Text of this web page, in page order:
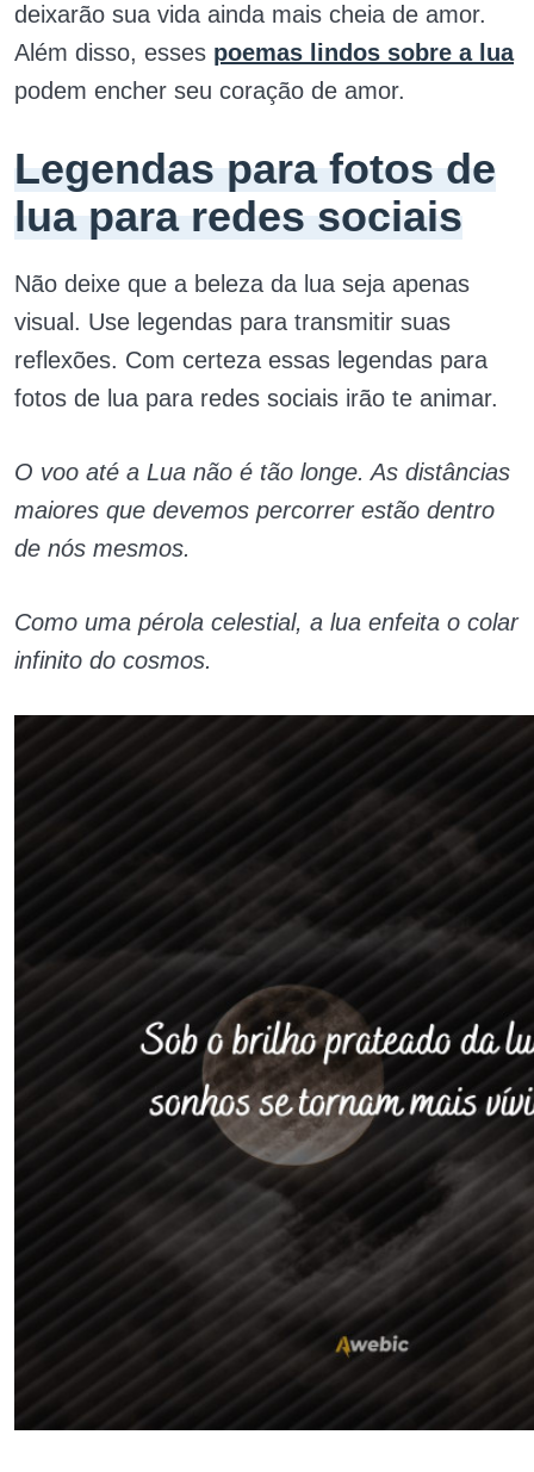
deixarão sua vida ainda mais cheia de amor.
Além disso, esses poemas lindos sobre a lua
podem encher seu coração de amor.
Legendas para fotos de
lua para redes sociais
Não deixe que a beleza da lua seja apenas
visual. Use legendas para transmitir suas
reflexões. Com certeza essas legendas para
fotos de lua para redes sociais irão te animar.
O voo até a Lua não é tão longe. As distâncias
maiores que devemos percorrer estão dentro
de nós mesmos.
Como uma pérola celestial, a lua enfeita o colar
infinito do cosmos.